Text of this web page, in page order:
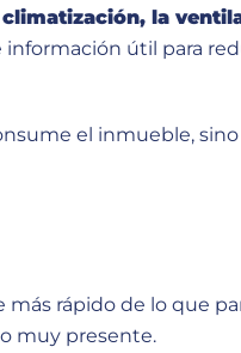
la
información útil para
el inmueble, sino
rápido de lo que
muy presente.